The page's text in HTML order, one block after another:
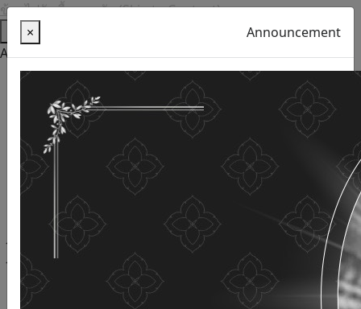
ข้ามไปยังเนื้อหาหลัก (Skip to Content)
Help
Accessibility Tools
Thai language
English
Increase the font size
Reduce font size
Normal font size
High Definition
Negative sharpness
Normal Definition
Open and read with voice
Turn off voice reading
Site map
This website uses cookies (Cookies)
× Announcement